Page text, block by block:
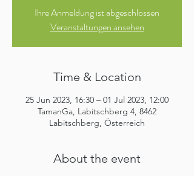
Ihre Anmeldung ist abgeschlossen
Veranstaltungen ansehen
Time & Location
25 Jun 2023, 16:30 – 01 Jul 2023, 12:00
TamanGa, Labitschberg 4, 8462
Labitschberg, Österreich
About the event